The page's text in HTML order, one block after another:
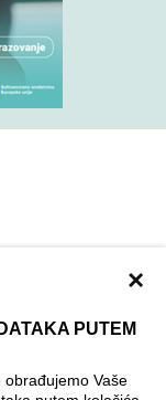
×
PUTEM
Vaše